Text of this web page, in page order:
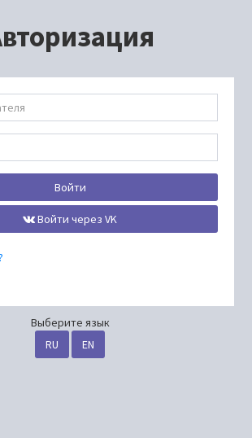
Войти
Войти через VK
Выберите язык